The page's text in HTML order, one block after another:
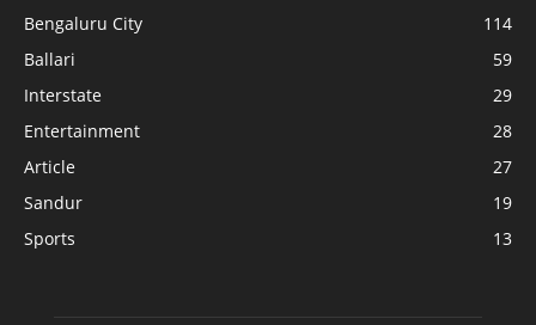
Bengaluru City
114
Ballari
59
Interstate
29
Entertainment
28
Article
27
Sandur
19
Sports
13